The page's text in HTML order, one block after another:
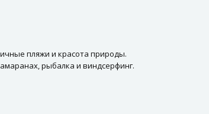
пляжи и красота природы.
рыбалка и виндсерфинг.